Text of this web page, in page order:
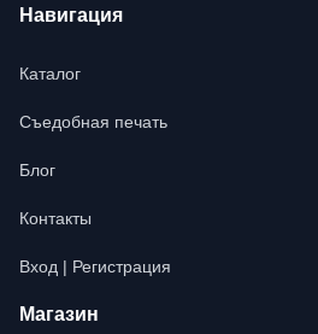
Навигация
Каталог
Съедобная печать
Блог
Контакты
Вход | Регистрация
Магазин